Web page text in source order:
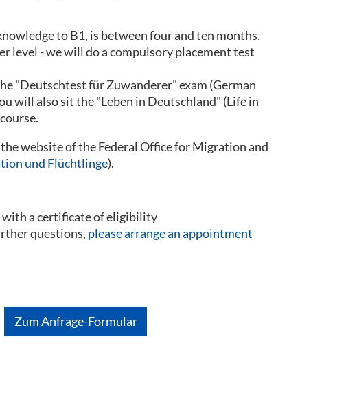
to B1, is between four and ten months.
level - we will do a compulsory placement test
"Deutschtest für Zuwanderer" exam (German
will also sit the "Leben in Deutschland" (Life in
website of the Federal Office for Migration and
und Flüchtlinge).
with a certificate of eligibility
questions, please arrange an appointment
Zum Anfrage-Formular